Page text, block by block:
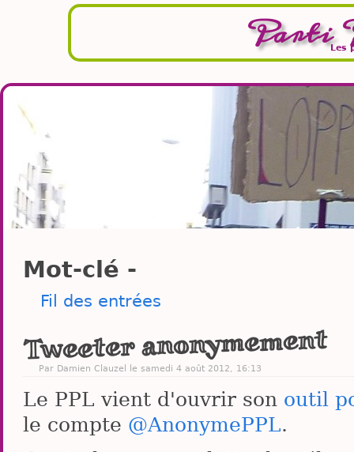
Parti Les
Mot-clé -
Fil des entrées
Tweeter anonymement
Par Damien Clauzel le samedi 4 août 2012, 16:13
Le PPL vient d'ouvrir son outil
le compte @AnonymePPL.